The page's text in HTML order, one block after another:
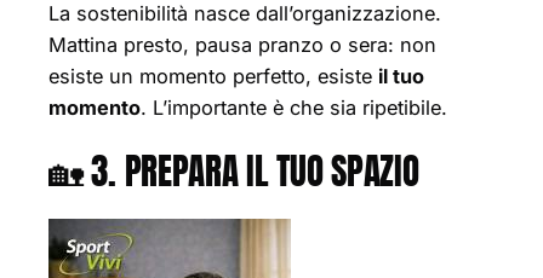
La sostenibilità nasce dall’organizzazione.
Mattina presto, pausa pranzo o sera: non
esiste un momento perfetto, esiste il tuo
momento. L’importante è che sia ripetibile.
🏡 3. PREPARA IL TUO SPAZIO